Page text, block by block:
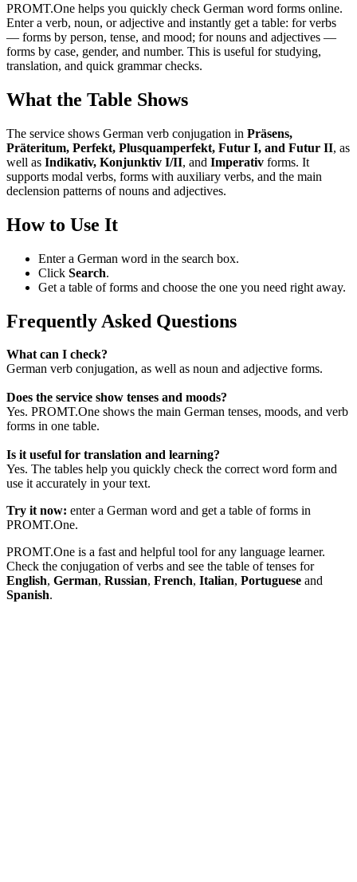
PROMT.One helps you quickly check German word forms online.
Enter a verb, noun, or adjective and instantly get a table: for verbs
— forms by person, tense, and mood; for nouns and adjectives —
forms by case, gender, and number. This is useful for studying,
translation, and quick grammar checks.
What the Table Shows
The service shows German verb conjugation in Präsens,
Präteritum, Perfekt, Plusquamperfekt, Futur I, and Futur II, as
well as Indikativ, Konjunktiv I/II, and Imperativ forms. It
supports modal verbs, forms with auxiliary verbs, and the main
declension patterns of nouns and adjectives.
How to Use It
Enter a German word in the search box.
Click Search.
Get a table of forms and choose the one you need right away.
Frequently Asked Questions
What can I check?
German verb conjugation, as well as noun and adjective forms.
Does the service show tenses and moods?
Yes. PROMT.One shows the main German tenses, moods, and verb
forms in one table.
Is it useful for translation and learning?
Yes. The tables help you quickly check the correct word form and
use it accurately in your text.
Try it now: enter a German word and get a table of forms in
PROMT.One.
PROMT.One is a fast and helpful tool for any language learner.
Check the conjugation of verbs and see the table of tenses for
English, German, Russian, French, Italian, Portuguese and
Spanish.